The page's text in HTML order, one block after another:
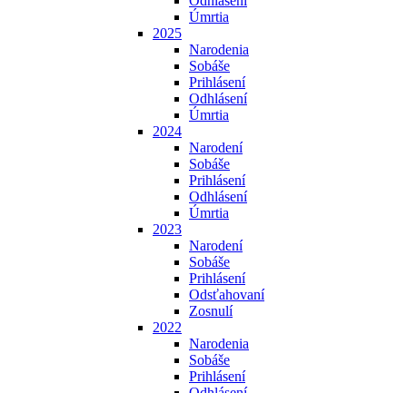
Úmrtia
2025
Narodenia
Sobáše
Prihlásení
Odhlásení
Úmrtia
2024
Narodení
Sobáše
Prihlásení
Odhlásení
Úmrtia
2023
Narodení
Sobáše
Prihlásení
Odsťahovaní
Zosnulí
2022
Narodenia
Sobáše
Prihlásení